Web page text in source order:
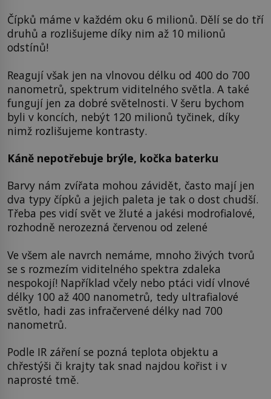
Čípků máme v každém oku 6 milionů. Dělí se do tří
druhů a rozlišujeme díky nim až 10 milionů
odstínů!
Reagují však jen na vlnovou délku od 400 do 700
nanometrů, spektrum viditelného světla. A také
fungují jen za dobré světelnosti. V šeru bychom
byli v koncích, nebýt 120 milionů tyčinek, díky
nimž rozlišujeme kontrasty.
Káně nepotřebuje brýle, kočka baterku
Barvy nám zvířata mohou závidět, často mají jen
dva typy čípků a jejich paleta je tak o dost chudší.
Třeba pes vidí svět ve žluté a jakési modrofialové,
rozhodně nerozezná červenou od zelené
Ve všem ale navrch nemáme, mnoho živých tvorů
se s rozmezím viditelného spektra zdaleka
nespokojí! Například včely nebo ptáci vidí vlnové
délky 100 až 400 nanometrů, tedy ultrafialové
světlo, hadi zas infračervené délky nad 700
nanometrů.
Podle IR záření se pozná teplota objektu a
chřestýši či krajty tak snad najdou kořist i v
naprosté tmě.